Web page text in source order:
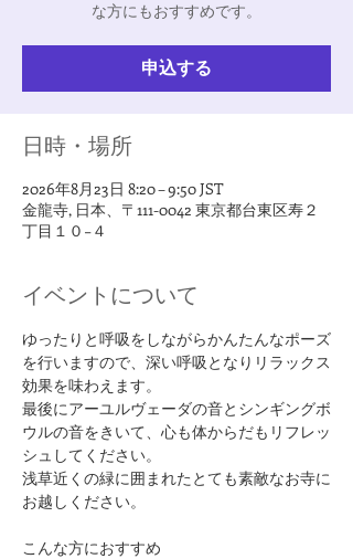
な方にもおすすめです。
申込する
日時・場所
2026年8月23日 8:20 – 9:50 JST
金龍寺, 日本、〒111-0042 東京都台東区寿２
丁目１０−４
イベントについて
ゆったりと呼吸をしながらかんたんなポーズ
を行いますので、深い呼吸となりリラックス
効果を味わえます。
最後にアーユルヴェーダの音とシンギングボ
ウルの音をきいて、心も体からだもリフレッ
シュしてください。
浅草近くの緑に囲まれたとても素敵なお寺に
お越しください。
​こんな方におすすめ